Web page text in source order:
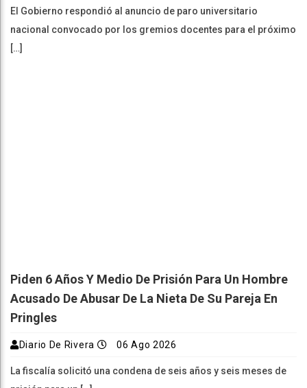
El Gobierno respondió al anuncio de paro universitario
nacional convocado por los gremios docentes para el próximo
[…]
Piden 6 Años Y Medio De Prisión Para Un Hombre
Acusado De Abusar De La Nieta De Su Pareja En
Pringles
Diario De Rivera 06 Ago 2026
La fiscalía solicitó una condena de seis años y seis meses de